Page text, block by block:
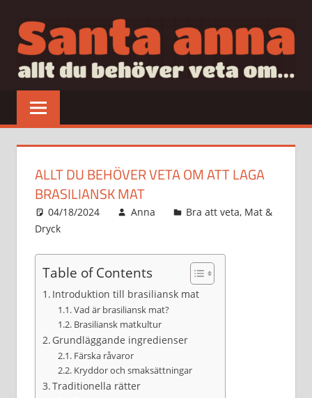
innehåll
allt
veta
ALLT DU BEHÖVER VETA OM ATT LAGA
BRASILIANSK MAT
04/18/2024 Anna Bra att veta, Mat &
Dryck
Table of Contents
Introduktion till brasiliansk mat
Vad är brasiliansk mat?
Brasiliansk matkultur
Grundläggande ingredienser
Färska råvaror
Kryddor och smaksättningar
Traditionella rätter